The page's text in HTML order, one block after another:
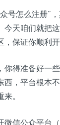
号怎么注册”
今天咱们就把
保证你顺利开
你得准备好一
西，平台根本
。
信公众平台